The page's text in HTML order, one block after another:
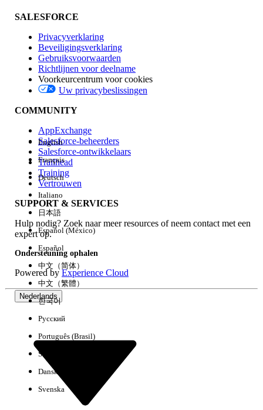
Invloed op functies
Edition
Ervaring
Alles wissen Gereed
Geen resultaten
SALESFORCE
Privacyverklaring
Beveiligingsverklaring
Gebruiksvoorwaarden
Richtlijnen voor deelname
Voorkeurcentrum voor cookies
Uw privacybeslissingen
COMMUNITY
AppExchange
Salesforce-beheerders
Salesforce-ontwikkelaars
Trailhead
Training
Vertrouwen
SUPPORT & SERVICES
Hulp nodig? Zoek naar meer resources of neem contact met een
expert op.
Ondersteuning ophalen
Powered byExperience Cloud
Nederlands
English
Français
Deutsch
Italiano
日本語
Español (México)
Español
中文（简体）
中文（繁體）
한국어
Русский
Português (Brasil)
Suomi
Dansk
Svenska